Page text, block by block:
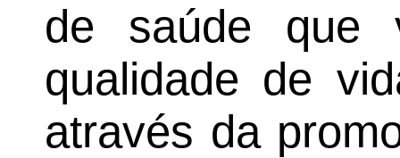
de saúde que
qualidade de
através da